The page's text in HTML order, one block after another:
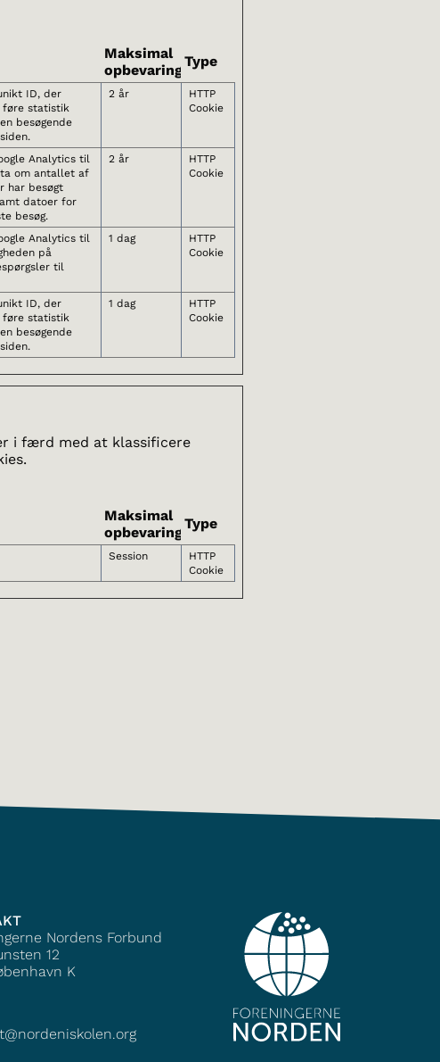
Maksimal
opbevaringstid
Type
ID, der
føre statistik
besøgende
2 år
HTTP
Cookie
Analytics til
om antallet af
har besøgt
datoer for
besøg.
2 år
HTTP
Cookie
Analytics til
på
til
1 dag
HTTP
Cookie
ID, der
føre statistik
besøgende
1 dag
HTTP
Cookie
i færd med at klassificere
Maksimal
opbevaringstid
Type
Session
HTTP
Cookie
Nordens Forbund
12
K